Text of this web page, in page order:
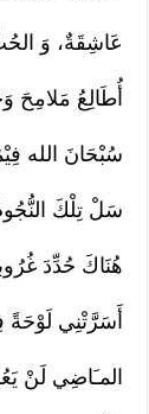
عَاشِقَةٌ، وَ
أُطَالِعُ مَلامِحَ
سُبْحَانَ الله
سَلْ تِلْكَ
هُنَاكَ حُدِّدَ
أَسَرَّتْنِي لَوْحَةً
المـَاضِي لَنْ